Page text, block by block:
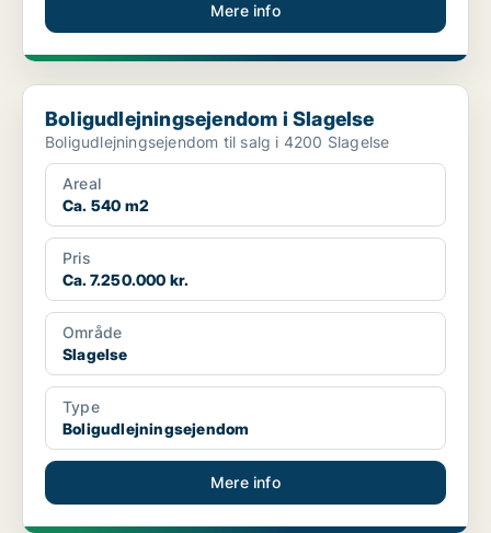
Mere info
Boligudlejningsejendom i Slagelse
Boligudlejningsejendom i Slagelse
Boligudlejningsejendom til salg i 4200 Slagelse
Areal
Ca. 540 m2
Pris
Ca. 7.250.000 kr.
Område
Slagelse
Type
Boligudlejningsejendom
Mere info